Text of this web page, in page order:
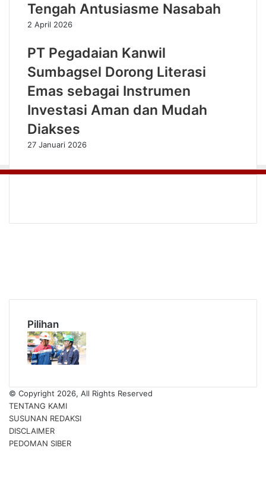
Tengah Antusiasme Nasabah
2 April 2026
PT Pegadaian Kanwil
Sumbagsel Dorong Literasi
Emas sebagai Instrumen
Investasi Aman dan Mudah
Diakses
27 Januari 2026
Pilihan
© Copyright 2026, All Rights Reserved
TENTANG KAMI
SUSUNAN REDAKSI
DISCLAIMER
PEDOMAN SIBER